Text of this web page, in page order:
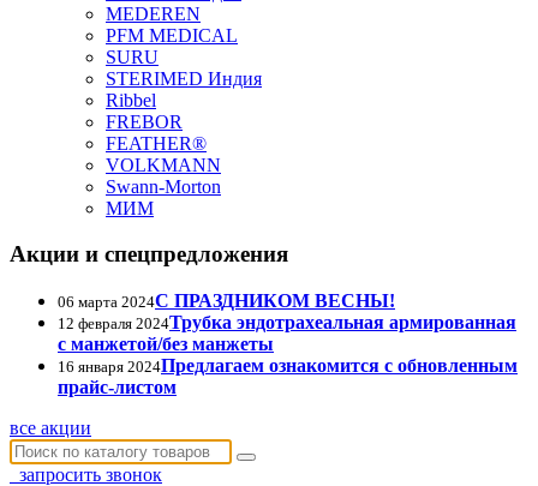
MEDEREN
PFM MEDICAL
SURU
STERIMED Индия
Ribbel
FREBOR
FEATHER®
VOLKMANN
Swann-Morton
МИМ
Акции и спецпредложения
06 марта 2024С ПРАЗДНИКОМ ВЕСНЫ!
12 февраля 2024Трубка эндотрахеальная армированная
с манжетой/без манжеты
16 января 2024Предлагаем ознакомится с обновленным
прайс-листом
все акции
запросить звонок